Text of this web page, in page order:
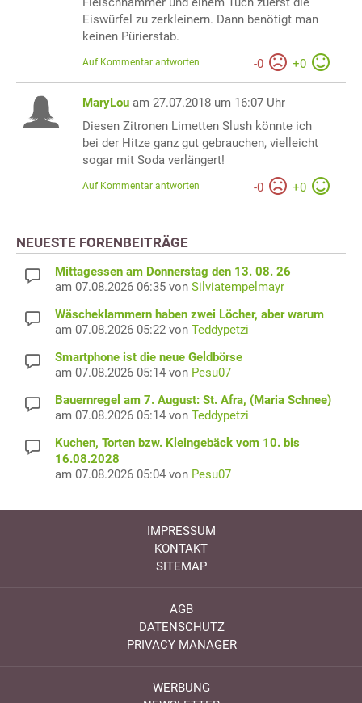
Eiswürfel zu zerkleinern. Dann benötigt man
keinen Pürierstab.
-0 +0
Auf Kommentar antworten
MaryLou am 27.07.2018 um 16:07 Uhr
Diesen Zitronen Limetten Slush könnte ich
bei der Hitze ganz gut gebrauchen, vielleicht
sogar mit Soda verlängert!
-0 +0
Auf Kommentar antworten
NEUESTE FORENBEITRÄGE
Mittagessen am Donnerstag den 13. 08. 26
am 07.08.2026 06:35 von Silviatempelmayr
Wäscheklammern haben zwei Löcher, aber warum
am 07.08.2026 05:22 von Teddypetzi
Smartphone ist die neue Geldbörse
am 07.08.2026 05:14 von Pesu07
Bauernregel am 7. August: St. Afra, (Maria Schnee)
am 07.08.2026 05:14 von Teddypetzi
Kuchen, Torten bzw. Kleingebäck vom 10. bis
16.08.2028
am 07.08.2026 05:04 von Pesu07
IMPRESSUM
KONTAKT
SITEMAP
AGB
DATENSCHUTZ
PRIVACY MANAGER
WERBUNG